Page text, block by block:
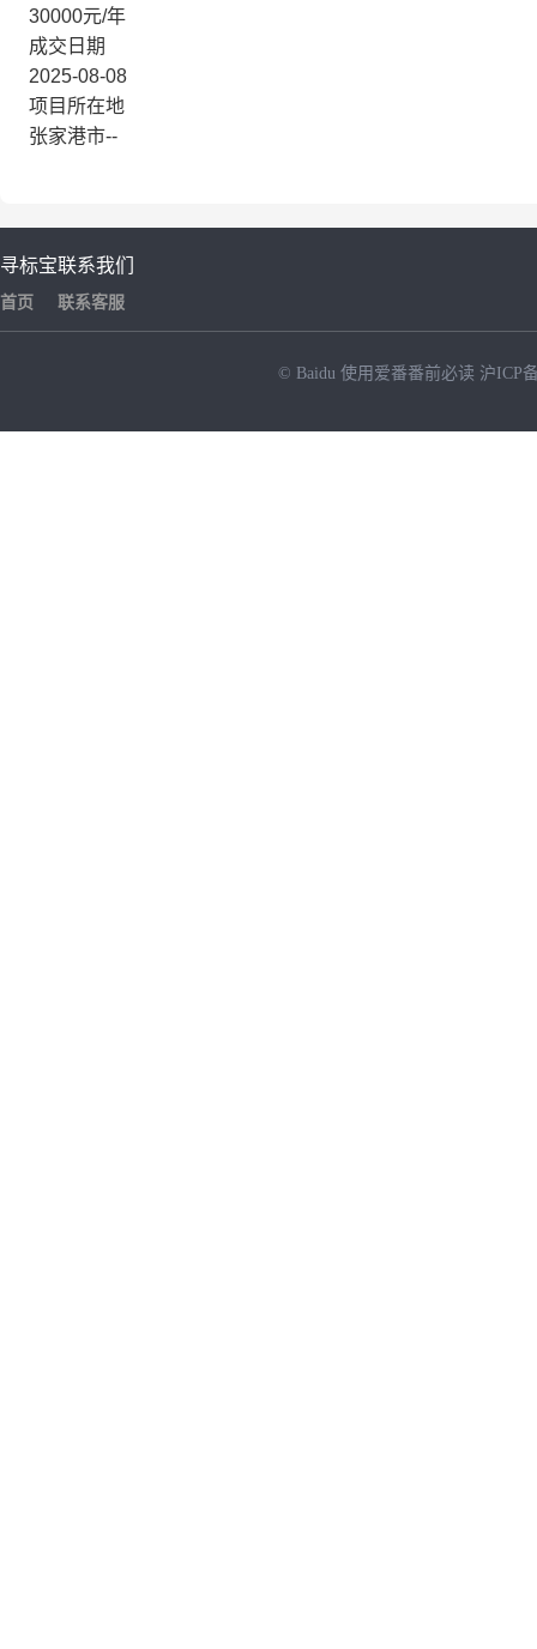
30000元/年
成交日期
2025-08-08
项目所在地
张家港市--
寻标宝
首页
联系我们
联系客服
© Baidu 使用爱番番前必读 沪ICP